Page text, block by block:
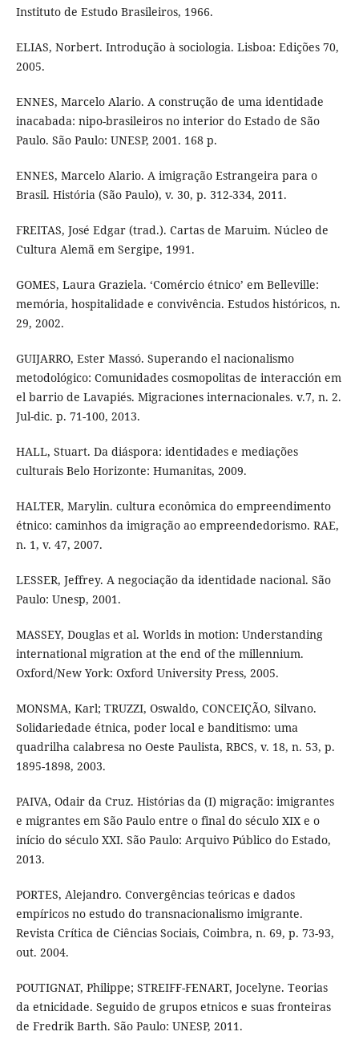
Instituto de Estudo Brasileiros, 1966.
ELIAS, Norbert. Introdução à sociologia. Lisboa: Edições 70,
2005.
ENNES, Marcelo Alario. A construção de uma identidade
inacabada: nipo-brasileiros no interior do Estado de São
Paulo. São Paulo: UNESP, 2001. 168 p.
ENNES, Marcelo Alario. A imigração Estrangeira para o
Brasil. História (São Paulo), v. 30, p. 312-334, 2011.
FREITAS, José Edgar (trad.). Cartas de Maruim. Núcleo de
Cultura Alemã em Sergipe, 1991.
GOMES, Laura Graziela. ‘Comércio étnico’ em Belleville:
memória, hospitalidade e convivência. Estudos históricos, n.
29, 2002.
GUIJARRO, Ester Massó. Superando el nacionalismo
metodológico: Comunidades cosmopolitas de interacción em
el barrio de Lavapiés. Migraciones internacionales. v.7, n. 2.
Jul-dic. p. 71-100, 2013.
HALL, Stuart. Da diáspora: identidades e mediações
culturais Belo Horizonte: Humanitas, 2009.
HALTER, Marylin. cultura econômica do empreendimento
étnico: caminhos da imigração ao empreendedorismo. RAE,
n. 1, v. 47, 2007.
LESSER, Jeffrey. A negociação da identidade nacional. São
Paulo: Unesp, 2001.
MASSEY, Douglas et al. Worlds in motion: Understanding
international migration at the end of the millennium.
Oxford/New York: Oxford University Press, 2005.
MONSMA, Karl; TRUZZI, Oswaldo, CONCEIÇÃO, Silvano.
Solidariedade étnica, poder local e banditismo: uma
quadrilha calabresa no Oeste Paulista, RBCS, v. 18, n. 53, p.
1895-1898, 2003.
PAIVA, Odair da Cruz. Histórias da (I) migração: imigrantes
e migrantes em São Paulo entre o final do século XIX e o
início do século XXI. São Paulo: Arquivo Público do Estado,
2013.
PORTES, Alejandro. Convergências teóricas e dados
empíricos no estudo do transnacionalismo imigrante.
Revista Crítica de Ciências Sociais, Coimbra, n. 69, p. 73-93,
out. 2004.
POUTIGNAT, Philippe; STREIFF-FENART, Jocelyne. Teorias
da etnicidade. Seguido de grupos etnicos e suas fronteiras
de Fredrik Barth. São Paulo: UNESP, 2011.